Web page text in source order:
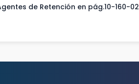
de Retención en pág.10-160-02